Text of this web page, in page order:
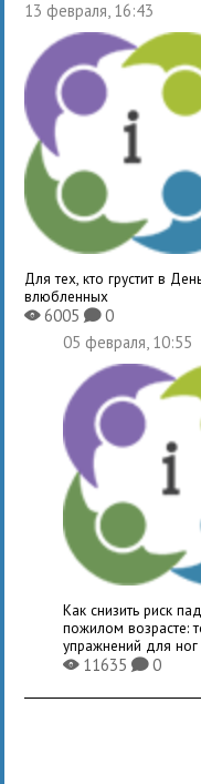
13 февраля, 16:43
Для тех, кто грустит в
влюбленных
X6005K0
05 февраля, 10:55
Как снизить риск
пожилом возрасте:
упражнений для ног
X11635K0